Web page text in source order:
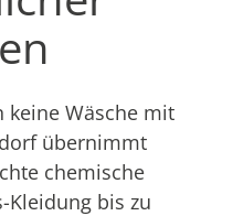
keine Wäsche mit
übernimmt
chemische
Kleidung bis zu